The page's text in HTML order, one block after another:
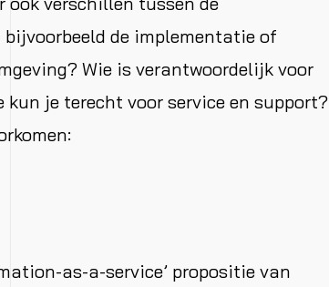
de implementatie of
Wie is verantwoordelijk voor
je terecht voor service en support?
as-a-service’ propositie van